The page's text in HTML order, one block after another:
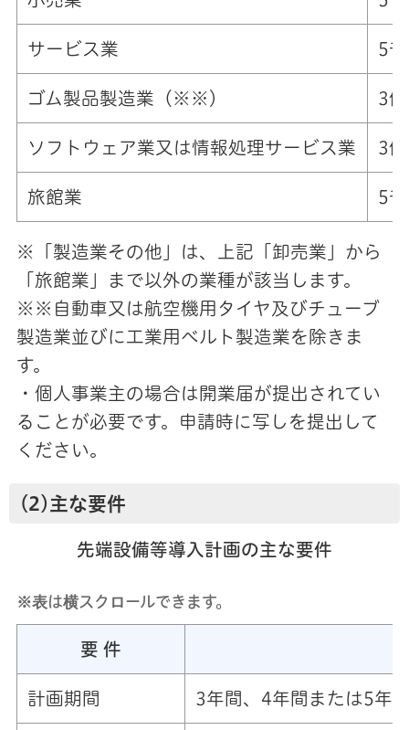
サービス業 5
ゴム製品製造業（※※） 3
ソフトウェア業又は情報処理サービス業 3
旅館業 5
※「製造業その他」は、上記「卸売業」から
「旅館業」まで以外の業種が該当します。
※※自動車又は航空機用タイヤ及びチューブ
製造業並びに工業用ベルト製造業を除きま
す。
・個人事業主の場合は開業届が提出されてい
ることが必要です。申請時に写しを提出して
ください。
(2)主な要件
先端設備等導入計画の主な要件
※表は横スクロールできます。
要 件
計画期間 3年間、4年間または5年